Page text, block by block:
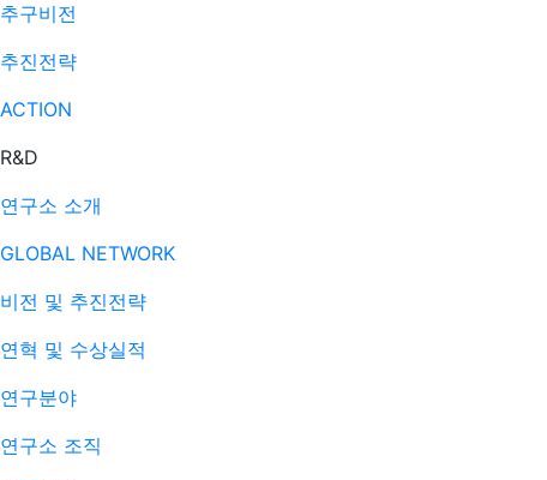
추구비전
추진전략
ACTION
R&D
연구소 소개
GLOBAL NETWORK
비전 및 추진전략
연혁 및 수상실적
연구분야
연구소 조직